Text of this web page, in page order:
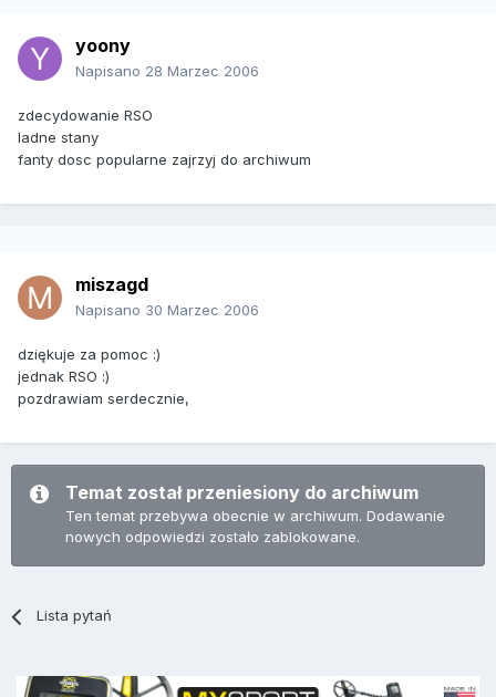
yoony
Napisano 28 Marzec 2006
zdecydowanie RSO
ladne stany
fanty dosc popularne zajrzyj do archiwum
miszagd
Napisano 30 Marzec 2006
dziękuje za pomoc :)
jednak RSO :)
pozdrawiam serdecznie,
Temat został przeniesiony do archiwum
Ten temat przebywa obecnie w archiwum. Dodawanie
nowych odpowiedzi zostało zablokowane.
Lista pytań